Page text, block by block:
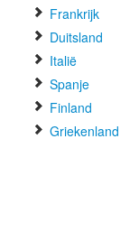
Frankrijk
Duitsland
Italië
Spanje
Finland
Griekenland